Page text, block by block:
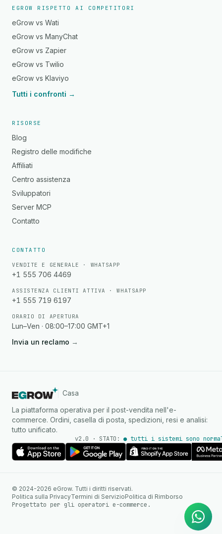
EGROW RISPETTO AI COMPETITORI
eGrow vs Wati
eGrow vs ManyChat
eGrow vs Zapier
eGrow vs Twilio
eGrow vs Klaviyo
Tutti i confronti →
RISORSE
Blog
Registro delle modifiche
Affiliati
Centro assistenza
Sviluppatori
Server MCP
Contatto
CONTATTO
VENDITE E GENERALE · WHATSAPP
+1 555 706 4469
ASSISTENZA CLIENTI ATTIVA · WHATSAPP
+1 555 719 6197
ORARIO DI APERTURA
Lun–Ven · 08:00–17:00 GMT+1
Invia un reclamo →
Casa
La piattaforma operativa per il post-vendita nell'e-
commerce. Ordini, casella di posta, spedizioni, resi e analisi:
tutto unificato.
v2.0 · STATO: ● tutti i sistemi sono
© 2024-2026 eGrow. Tutti i diritti riservati.
Politica sulla PrivacyTermini di ServizioPolitica di Rimborso
Progettato per gli operatori e-commerce.
WhatsApp